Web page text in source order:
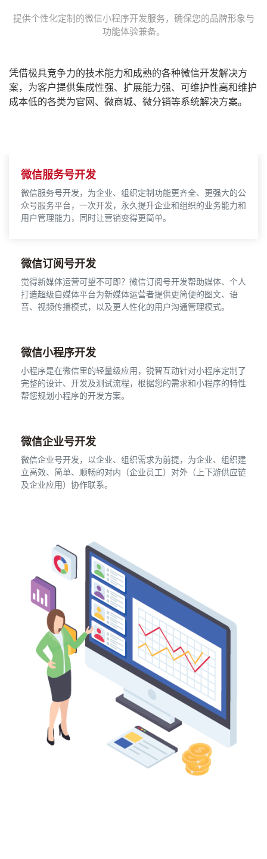
提供个性化定制的微信小程序开发服务，确保您的品牌形象与
功能体验兼备。
凭借极具竞争力的技术能力和成熟的各种微信开发解决方
案，为客户提供集成性强、扩展能力强、可维护性高和维护
成本低的各类为官网、微商城、微分销等系统解决方案。
微信服务号开发
微信服务号开发，为企业、组织定制功能更齐全、更强大的公
众号服务平台，一次开发，永久提升企业和组织的业务能力和
用户管理能力，同时让营销变得更简单。
微信订阅号开发
觉得新媒体运营可望不可即？微信订阅号开发帮助媒体、个人
打造超级自媒体平台为新媒体运营者提供更简便的图文、语
音、视频传播模式，以及更人性化的用户沟通管理模式。
微信小程序开发
小程序是在微信里的轻量级应用，锐智互动针对小程序定制了
完整的设计、开发及测试流程，根据您的需求和小程序的特性
帮您规划小程序的开发方案。
微信企业号开发
微信企业号开发，以企业、组织需求为前提，为企业、组织建
立高效、简单、顺畅的对内（企业员工）对外（上下游供应链
及企业应用）协作联系。